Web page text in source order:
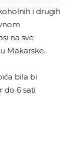
i drugih
na sve
Makarske.
bila bi
do 6 sati